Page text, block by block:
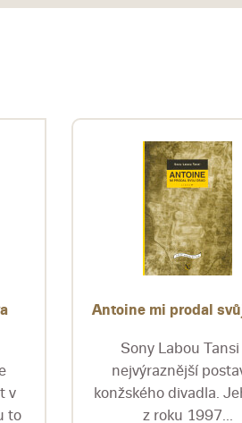
v
to
Antoine mi prodal
Sony Labou Tansi
nejvýraznější
konžského divadla.
z roku 1997...